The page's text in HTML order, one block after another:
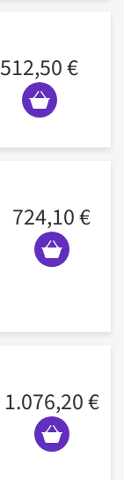
512,50 €
724,10 €
1.076,20 €